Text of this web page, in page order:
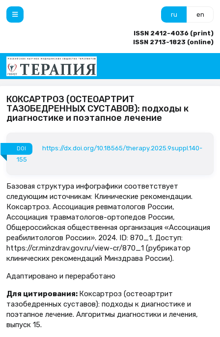
ru en
ISSN 2412-4036 (print)
ISSN 2713-1823 (online)
КОКСАРТРОЗ (ОСТЕОАРТРИТ
ТАЗОБЕДРЕННЫХ СУСТАВОВ): подходы к
диагностике и поэтапное лечение
DOI
https://dx.doi.org/10.18565/therapy.2025.9suppl.140-
155
Базовая структура инфографики соответствует
следующим источникам: Клинические рекомендации.
Коксартроз. Ассоциация ревматологов России,
Ассоциация травматологов-ортопедов России,
Общероссийская общественная организация «Ассоциация
реабилитологов России». 2024. ID: 870_1. Доступ:
https://cr.minzdrav.gov.ru/view-cr/870_1 (рубрикатор
клинических рекомендаций Минздрава России).
Адаптировано и переработано
Для цитирования: Коксартроз (остеоартрит
тазобедренных суставов): подходы к диагностике и
поэтапное лечение. Алгоритмы диагностики и лечения,
выпуск 15.